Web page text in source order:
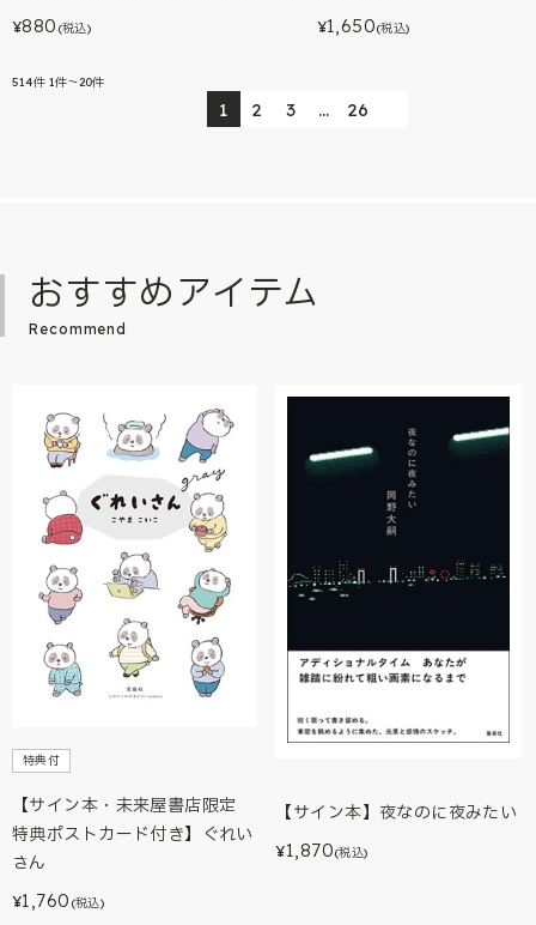
¥880 (税込) ¥1,650(税込)
514件 1件～20件
1 2 3 … 26
おすすめアイテム
Recommend
特典付
【サイン本・未来屋書店限定
特典ポストカード付き】ぐれい
さん
¥1,760 (税込)
【サイン本】夜なのに夜みたい
¥1,870(税込)